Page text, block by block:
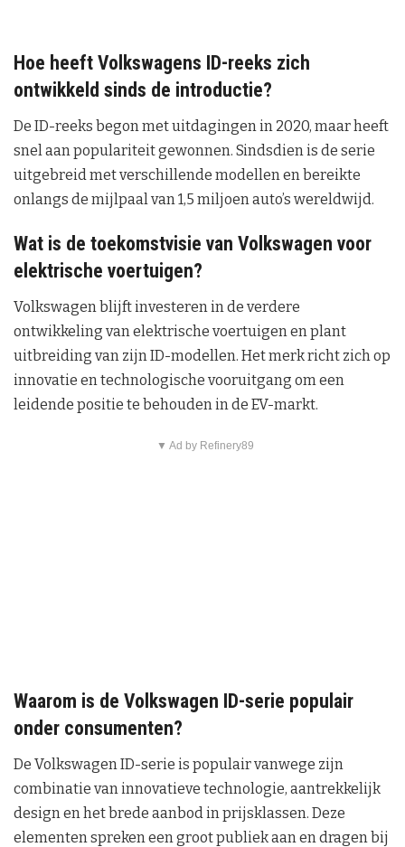
Hoe heeft Volkswagens ID-reeks zich
ontwikkeld sinds de introductie?
De ID-reeks begon met uitdagingen in 2020, maar heeft
snel aan populariteit gewonnen. Sindsdien is de serie
uitgebreid met verschillende modellen en bereikte
onlangs de mijlpaal van 1,5 miljoen auto’s wereldwijd.
Wat is de toekomstvisie van Volkswagen voor
elektrische voertuigen?
Volkswagen blijft investeren in de verdere
ontwikkeling van elektrische voertuigen en plant
uitbreiding van zijn ID-modellen. Het merk richt zich op
innovatie en technologische vooruitgang om een
leidende positie te behouden in de EV-markt.
▼ Ad by Refinery89
Waarom is de Volkswagen ID-serie populair
onder consumenten?
De Volkswagen ID-serie is populair vanwege zijn
combinatie van innovatieve technologie, aantrekkelijk
design en het brede aanbod in prijsklassen. Deze
elementen spreken een groot publiek aan en dragen bij